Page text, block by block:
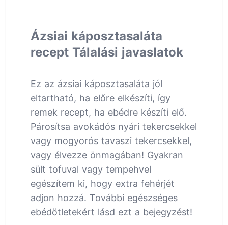
Ázsiai káposztasaláta
recept Tálalási javaslatok
Ez az ázsiai káposztasaláta jól
eltartható, ha előre elkészíti, így
remek recept, ha ebédre készíti elő.
Párosítsa avokádós nyári tekercsekkel
vagy mogyorós tavaszi tekercsekkel,
vagy élvezze önmagában! Gyakran
sült tofuval vagy tempehvel
egészítem ki, hogy extra fehérjét
adjon hozzá. További egészséges
ebédötletekért lásd ezt a bejegyzést!